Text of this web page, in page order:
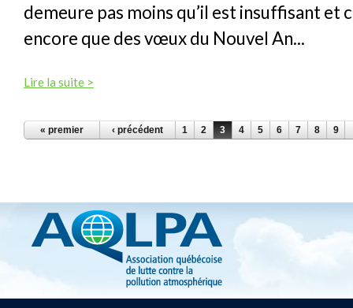
demeure pas moins qu’il est insuffisant et
encore que des vœux du Nouvel An...
Lire la suite >
PAGES
« premier ‹ précédent 1 2 3 4 5 6 7 8 9